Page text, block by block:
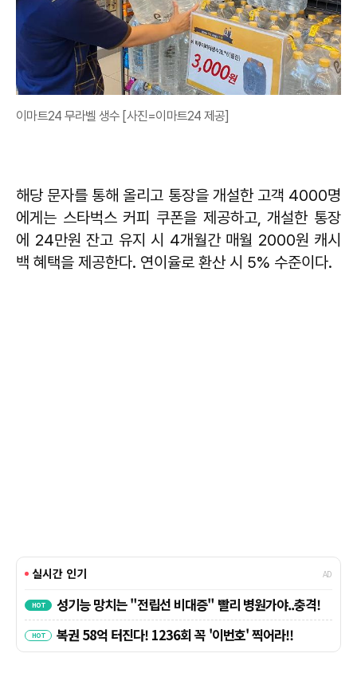
이마트24 무라벨 생수 [사진=이마트24 제공]
해당 문자를 통해 올리고 통장을 개설한 고객 4000명
에게는 스타벅스 커피 쿠폰을 제공하고, 개설한 통장
에 24만원 잔고 유지 시 4개월간 매월 2000원 캐시
백 혜택을 제공한다. 연이율로 환산 시 5% 수준이다.